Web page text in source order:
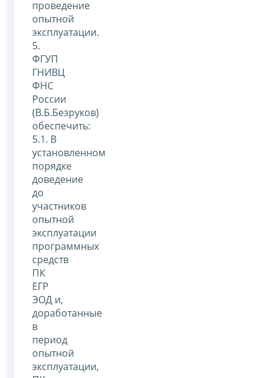
проведение
опытной
эксплуатации.
5.
ФГУП
ГНИВЦ
ФНС
России
(В.Б.Безруков)
обеспечить:
5.1. В
установленном
порядке
доведение
до
участников
опытной
эксплуатации
программных
средств
ПК
ЕГР
ЭОД и,
доработанные
в
период
опытной
эксплуатации,